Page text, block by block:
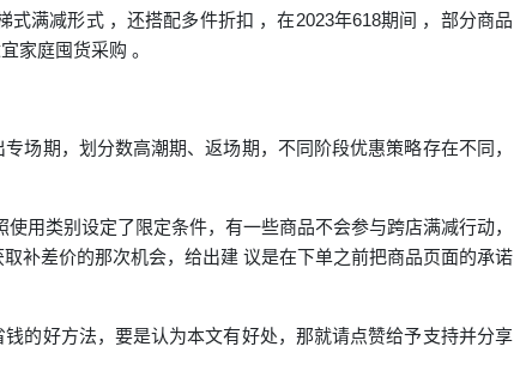
式满减形式 ，还搭配多件折扣 ，在2023年618期间 ，部分商品
家庭囤货采购 。
场期，划分数高潮期、返场期，不同阶段优惠策略存在不同，
用类别设定了限定条件，有一些商品不会参与跨店满减行动，
补差价的那次机会，给出建 议是在下单之前把商品页面的承诺
的好方法，要是认为本文有好处，那就请点赞给予支持并分享